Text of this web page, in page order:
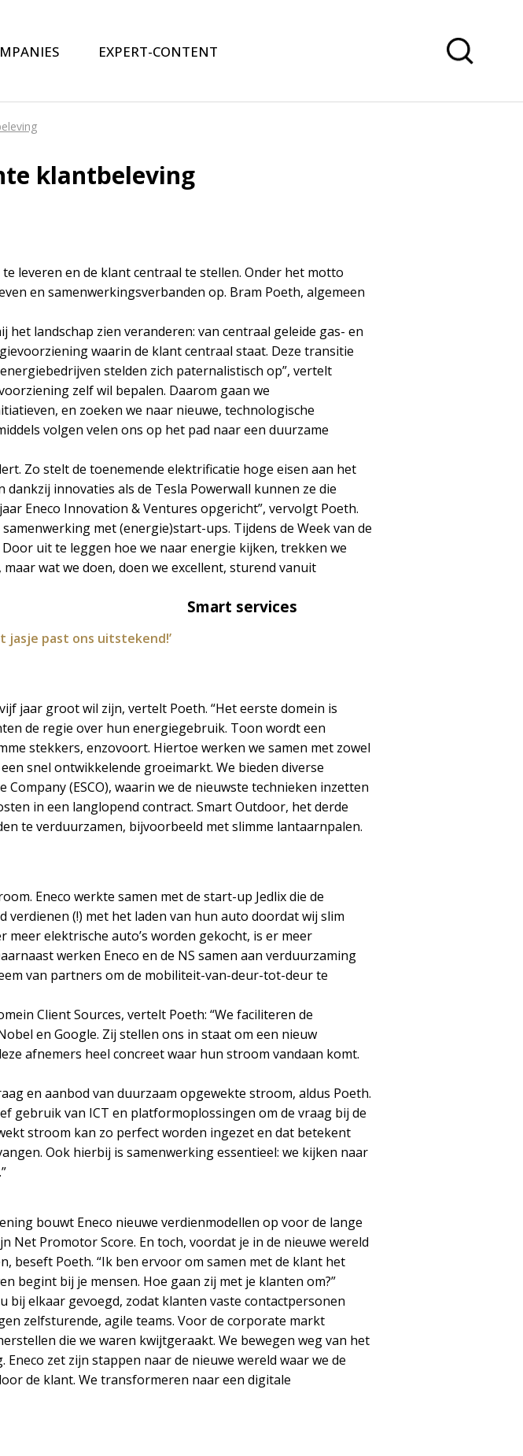
EXPERT-CONTENT
klantbeleving
leveren en de klant centraal te stellen. Onder het motto
en samenwerkingsverbanden op. Bram Poeth, algemeen
landschap zien veranderen: van centraal geleide gas- en
waarin de klant centraal staat. Deze transitie
stelden zich paternalistisch op”, vertelt
zelf wil bepalen. Daarom gaan we
en zoeken we naar nieuwe, technologische
volgen velen ons op het pad naar een duurzame
Zo stelt de toenemende elektrificatie hoge eisen aan het
innovaties als de Tesla Powerwall kunnen ze die
Eneco Innovation & Ventures opgericht”, vervolgt Poeth.
met (energie)start-ups. Tijdens de Week van de
uit te leggen hoe we naar energie kijken, trekken we
wat we doen, doen we excellent, sturend vanuit
jasje past ons uitstekend!’
Smart services
jaar groot wil zijn, vertelt Poeth. “Het eerste domein is
de regie over hun energiegebruik. Toon wordt een
stekkers, enzovoort. Hiertoe werken we samen met zowel
snel ontwikkelende groeimarkt. We bieden diverse
(ESCO), waarin we de nieuwste technieken inzetten
in een langlopend contract. Smart Outdoor, het derde
te verduurzamen, bijvoorbeeld met slimme lantaarnpalen.
Eneco werkte samen met de start-up Jedlix die de
(!) met het laden van hun auto doordat wij slim
elektrische auto’s worden gekocht, is er meer
werken Eneco en de NS samen aan verduurzaming
van partners om de mobiliteit-van-deur-tot-deur te
Client Sources, vertelt Poeth: “We faciliteren de
en Google. Zij stellen ons in staat om een nieuw
afnemers heel concreet waar hun stroom vandaan komt.
en aanbod van duurzaam opgewekte stroom, aldus Poeth.
gebruik van ICT en platformoplossingen om de vraag bij de
stroom kan zo perfect worden ingezet en dat betekent
Ook hierbij is samenwerking essentieel: we kijken naar
bouwt Eneco nieuwe verdienmodellen op voor de lange
Net Promotor Score. En toch, voordat je in de nieuwe wereld
beseft Poeth. “Ik ben ervoor om samen met de klant het
begint bij je mensen. Hoe gaan zij met je klanten om?”
bij elkaar gevoegd, zodat klanten vaste contactpersonen
zelfsturende, agile teams. Voor de corporate markt
die we waren kwijtgeraakt. We bewegen weg van het
zet zijn stappen naar de nieuwe wereld waar we de
de klant. We transformeren naar een digitale